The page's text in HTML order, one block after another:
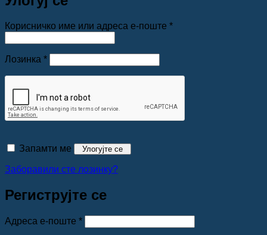
Корисничко име или адреса е-поште *Обавезно
Лозинка *Обавезно
Запамти ме Улогујте се
Заборавили сте лозинку?
Региструјте се
Адреса е-поште *Обавезно